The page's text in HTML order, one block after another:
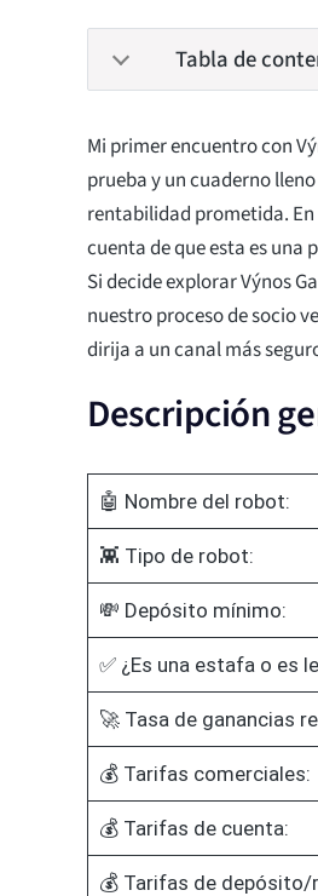
Tabla de
Mi primer encuentro con
prueba y un cuaderno
rentabilidad prometida. En
cuenta de que esta es
Si decide explorar Výnos
nuestro proceso de socio
dirija a un canal más
Descripción
🤖 Nombre del robot:
👾 Tipo de robot:
💸 Depósito mínimo:
✅ ¿Es una estafa o es
🚀 Tasa de ganancias
💰 Tarifas comerciales:
💰 Tarifas de cuenta:
💰 Tarifas de depósito/